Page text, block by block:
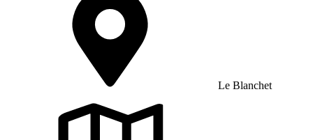
Le Blanchet